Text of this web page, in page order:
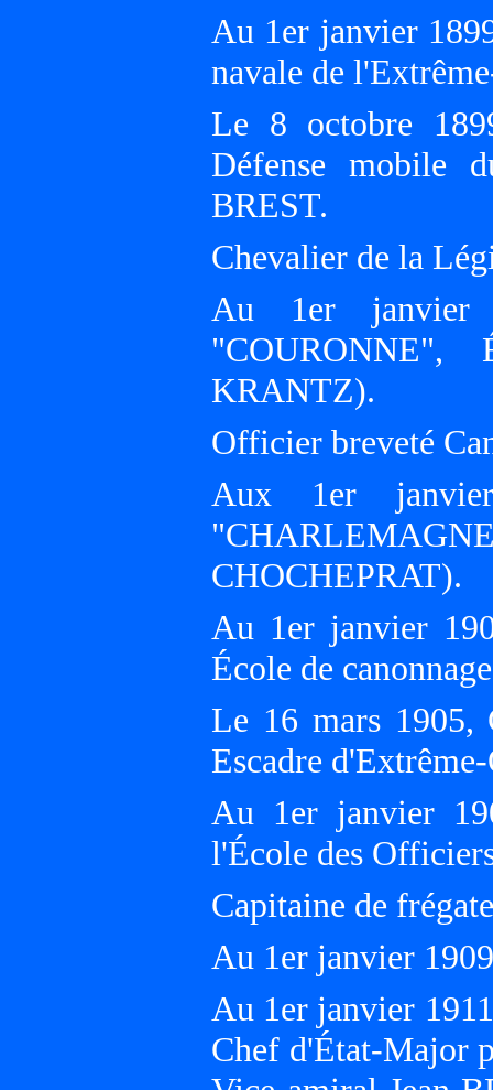
Au 1er janvier
navale de
Le 8 octobre
Défense mobile
BREST.
Chevalier de la
Au 1er janvier
"COURONNE",
KRANTZ).
Officier breveté
Aux 1er
CHOCHEPRAT).
Au 1er janvier
École de
Le 16 mars 1905,
Escadre
Au 1er janvier
l'École des
Capitaine de
Au 1er janvier
Au 1er janvier
Chef d'État-Major